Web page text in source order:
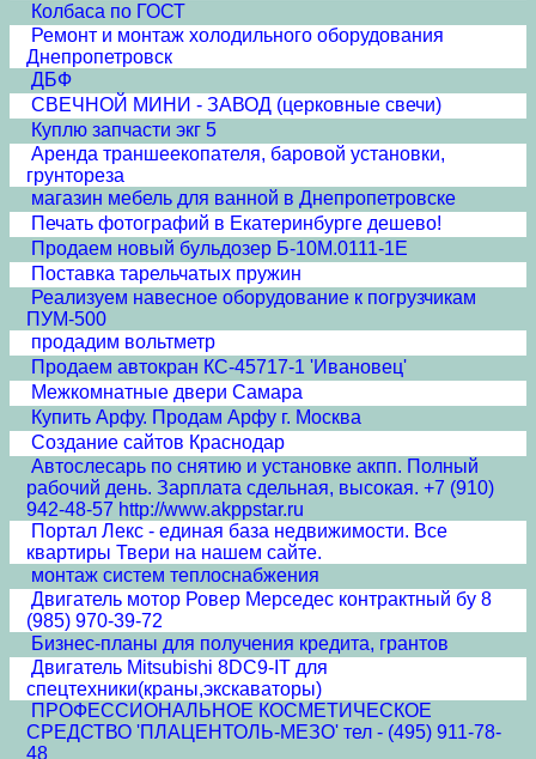
Колбаса по ГОСТ
Ремонт и монтаж холодильного оборудования
Днепропетровск
ДБФ
СВЕЧНОЙ МИНИ - ЗАВОД (церковные свечи)
Куплю запчасти экг 5
Аренда траншеекопателя, баровой установки,
грунтореза
магазин мебель для ванной в Днепропетровске
Печать фотографий в Екатеринбурге дешево!
Продаем новый бульдозер Б-10М.0111-1Е
Поставка тарельчатых пружин
Реализуем навесное оборудование к погрузчикам
ПУМ-500
продадим вольтметр
Продаем автокран КС-45717-1 'Ивановец'
Межкомнатные двери Cамара
Купить Арфу. Продам Арфу г. Москва
Создание сайтов Краснодар
Автослесарь по снятию и установке акпп. Полный
рабочий день. Зарплата сдельная, высокая. +7 (910)
942-48-57 http://www.akppstar.ru
Портал Лекс - единая база недвижимости. Все
квартиры Твери на нашем сайте.
монтаж систем теплоснабжения
Двигатель мотор Ровер Мерседес контрактный бу 8
(985) 970-39-72
Бизнес-планы для получения кредита, грантов
Двигатель Mitsubishi 8DC9-IT для
спецтехники(краны,экскаваторы)
ПРОФЕССИОНАЛЬНОЕ КОСМЕТИЧЕСКОЕ
СРЕДСТВО 'ПЛАЦЕНТОЛЬ-МЕЗО' тел - (495) 911-78-
48